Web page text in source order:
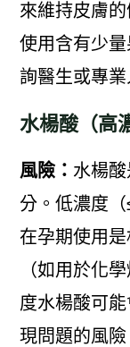
來維持皮膚
使用含有少
詢醫生或專業
水楊酸（高
風險： 水楊
分。低濃度
在孕期使用
（如用於化
度水楊酸可
現問題的風險